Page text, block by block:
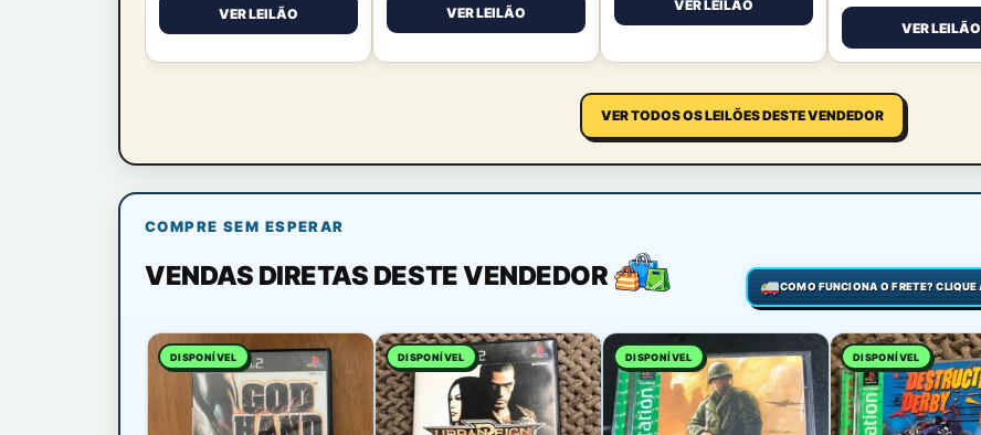
VER LEILÃO VER LEILÃO VER LEILÃO
VER LEILÃO
VER TODOS OS LEILÕES DESTE VENDEDOR
COMPRE SEM ESPERAR
VENDAS DIRETAS DESTE VENDEDOR
DISPONÍVEL DISPONÍVEL DISPONÍVEL DISPONÍVEL